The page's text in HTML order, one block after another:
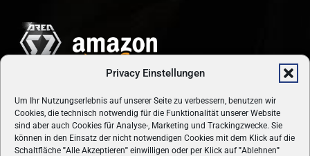
Privacy Einstellungen
Um Ihr Nutzungserlebnis auf unserer Seite zu verbessern, benutzen wir
Cookies, die technisch notwendig für die Funktionalität unserer Website
sind aber auch Cookies für Analyse-, Marketing und Trackingzwecke. Sie
können in den Einsatz der nicht notwendigen Cookies mit dem Klick auf die
Schaltfläche "Alle Akzeptieren" einwilligen oder per Klick auf"Ablehnen"